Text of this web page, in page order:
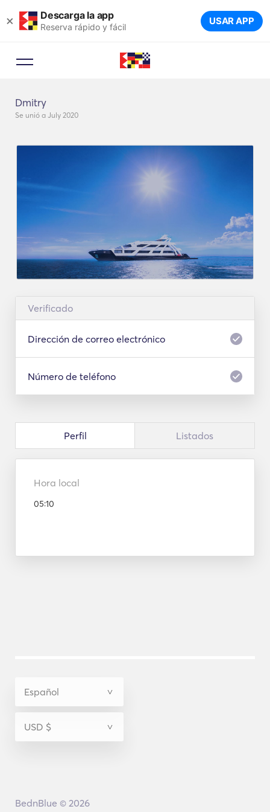
× Descarga la app
Reserva rápido y fácil USAR APP
Dmitry
Se unió a July 2020
Verificado
Dirección de correo electrónico
Número de teléfono
Perfil Listados
Hora local
05:10
BednBlue © 2026